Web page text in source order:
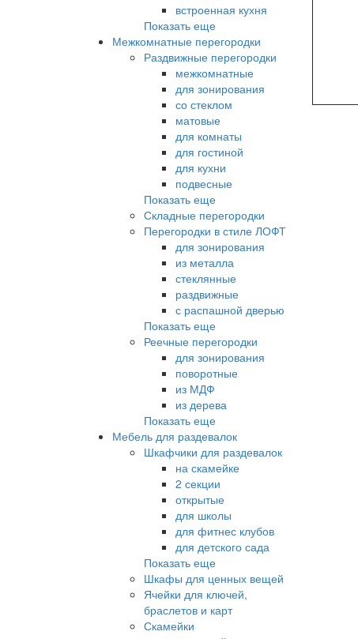
встроенная кухня
Показать еще
Межкомнатные перегородки
Раздвижные перегородки
межкомнатные
для зонирования
со стеклом
матовые
для комнаты
для гостиной
для кухни
подвесные
Показать еще
Складные перегородки
Перегородки в стиле ЛОФТ
для зонирования
из металла
стеклянные
раздвижные
с распашной дверью
Показать еще
Реечные перегородки
для зонирования
поворотные
из МДФ
из дерева
Показать еще
Мебель для раздевалок
Шкафчики для раздевалок
на скамейке
2 секции
открытые
для школы
для фитнес клубов
для детского сада
Показать еще
Шкафы для ценных вещей
Ячейки для ключей,
браслетов и карт
Скамейки